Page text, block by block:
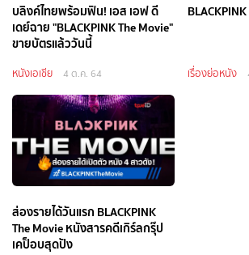
บลิงค์ไทยพร้อมฟิน! เอส เอฟ ดี
เดย์ฉาย "BLACKPINK The Movie"
ขายบัตรแล้ววันนี้
หนังเอเชีย 4 ต.ค. 64 เรื่องย่อหนัง
ส่องรายได้วันแรก BLACKPINK
The Movie หนังสารคดีเกิร์ลกรุ๊ป
เคป็อบสุดปัง